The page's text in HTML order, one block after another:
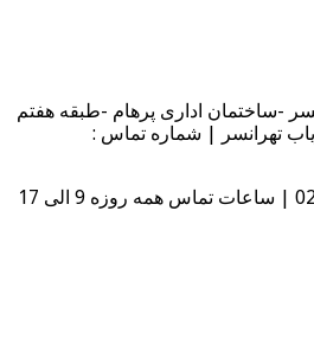
-ساختمان اداری پرهام -طبقه هفتم
تهرانسر | شماره تماس :